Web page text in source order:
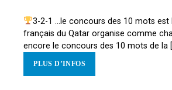
3-2-1 …le concours des 10 mots est
français du Qatar organise comme
encore le concours des 10 mots de la
PLUS D’INFOS